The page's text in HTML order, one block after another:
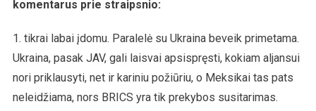
komentarus prie straipsnio:
1. tikrai labai įdomu. Paralelė su Ukraina beveik primetama.
Ukraina, pasak JAV, gali laisvai apsispręsti, kokiam aljansui
nori priklausyti, net ir kariniu požiūriu, o Meksikai tas pats
neleidžiama, nors BRICS yra tik prekybos susitarimas.